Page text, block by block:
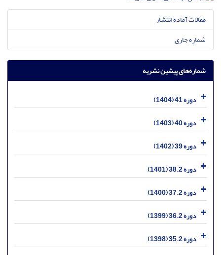
مقالات آماده انتشار
شماره جاری
شماره‌های پیشین نشریه
دوره 41 (1404)
دوره 40 (1403)
دوره 39 (1402)
دوره 38.2 (1401)
دوره 37.2 (1400)
دوره 36.2 (1399)
دوره 35.2 (1398)